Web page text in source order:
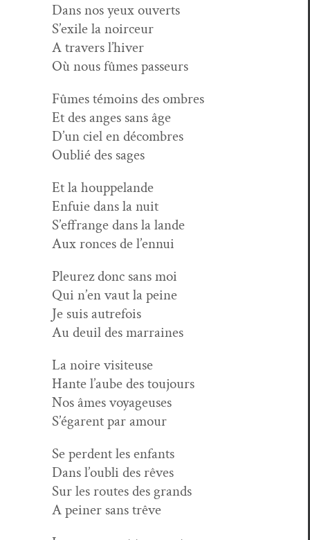
Dans nos yeux ouverts
S’exile la noirceur
A tra­vers l’hiver
Où nous fûmes passeurs
Fûmes témoins des ombres
Et des anges sans âge
D’un ciel en décombres
Oublié des sages
Et la houppelande
Enfuie dans la nuit
S’effrange dans la lande
Aux ronces de l’ennui
Pleurez donc sans moi
Qui n’en vaut la peine
Je suis autrefois
Au deuil des marraines
La noire visiteuse
Hante l’aube des toujours
Nos âmes voyageuses
S’égarent par amour
Se per­dent les enfants
Dans l’oubli des rêves
Sur les routes des grands
A pein­er sans trêve